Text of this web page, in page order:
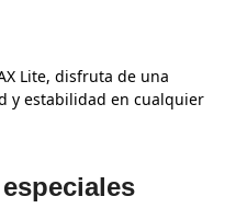
Lite, disfruta de una
y estabilidad en cualquier